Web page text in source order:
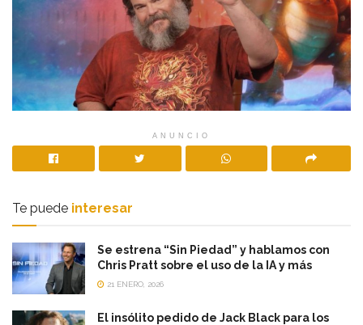
ANUNCIO
Te puede interesar
Se estrena “Sin Piedad” y hablamos con
Chris Pratt sobre el uso de la IA y más
21 ENERO, 2026
El insólito pedido de Jack Black para los